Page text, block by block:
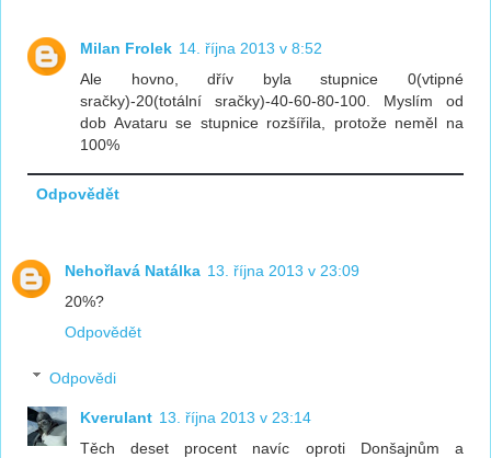
Milan Frolek 14. října 2013 v 8:52
Ale hovno, dřív byla stupnice 0(vtipné
sračky)-20(totální sračky)-40-60-80-100. Myslím od
dob Avataru se stupnice rozšířila, protože neměl na
100%
Odpovědět
Nehořlavá Natálka 13. října 2013 v 23:09
20%?
Odpovědět
Odpovědi
Kverulant 13. října 2013 v 23:14
Těch deset procent navíc oproti Donšajnům a